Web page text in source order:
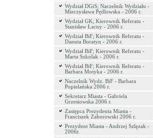
Wydział DGiS; Naczelnik Wydziału -
Mieczysława Pędlowska - 2006 r.
Wydział GK; Kierownik Referatu -
Stanisław Łacny - 2006 r.
Wydział BiF; Kierownik Referatu -
Danuta Boratyn - 2006 r.
Wydział BiF; Kierownik Referatu -
Marta Szkolak - 2006 r.
Wydział BiF; Kierownik Referatu -
Barbara Motyka - 2006 r.
Naczelnik Wydz. BiF - Barbara
Popielańska 2006 r.
Sekretarz Miasta - Gabriela
Grzesiowska 2006 r.
Zastępca Prezydenta Miasta -
Franciszek Zaborowski 2006 r.
Prezydent Miasta - Andrzej Szlęzak -
2006r.